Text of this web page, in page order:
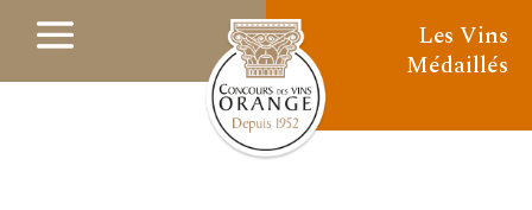
Les Vins
Médaillés